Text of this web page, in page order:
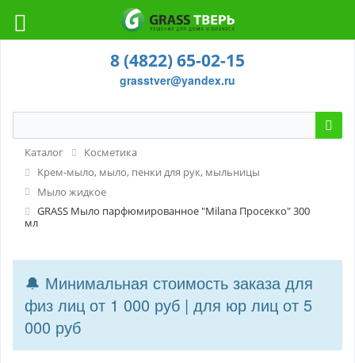
8 (4822) 65-02-15
grasstver@yandex.ru
Каталог
Косметика
Крем-мыло, мыло, пенки для рук, мыльницы
Мыло жидкое
GRASS Мыло парфюмированное "Milana Просекко" 300
мл
🔔 Минимальная стоимость заказа для
физ лиц от 1 000 руб | для юр лиц от 5
000 руб